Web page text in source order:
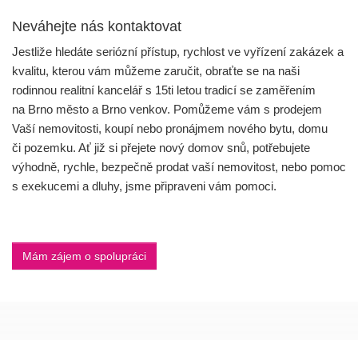
Neváhejte nás kontaktovat
Jestliže hledáte seriózní přístup, rychlost ve vyřízení zakázek a
kvalitu, kterou vám můžeme zaručit, obraťte se na naši
rodinnou realitní kancelář s 15ti letou tradicí se zaměřením
na Brno město a Brno venkov. Pomůžeme vám s prodejem
Vaší nemovitosti, koupí nebo pronájmem nového bytu, domu
či pozemku. Ať již si přejete nový domov snů, potřebujete
výhodně, rychle, bezpečně prodat vaší nemovitost, nebo pomoc
s exekucemi a dluhy, jsme připraveni vám pomoci.
Mám zájem o spolupráci